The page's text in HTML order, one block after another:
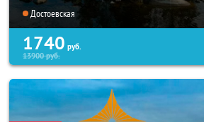
Достоевская
1740 руб.
13900руб.